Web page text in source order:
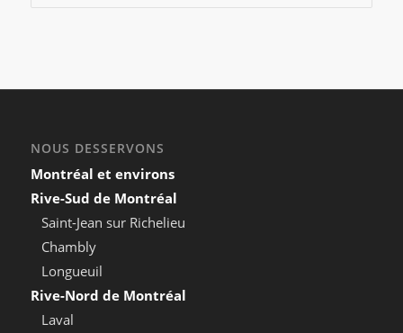
NOUS DESSERVONS
Montréal et environs
Rive-Sud de Montréal
Saint-Jean sur Richelieu
Chambly
Longueuil
Rive-Nord de Montréal
Laval